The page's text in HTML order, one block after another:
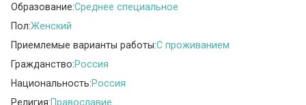
Образование:Среднее специальное
Пол:Женский
Приемлемые варианты работы:C проживанием
Гражданство:Россия
Национальность:Россия
Религия:Православие